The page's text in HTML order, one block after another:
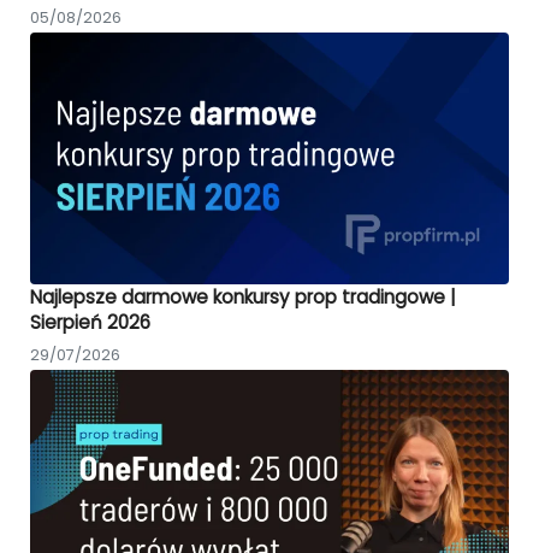
05/08/2026
Najlepsze darmowe konkursy prop tradingowe |
Sierpień 2026
29/07/2026